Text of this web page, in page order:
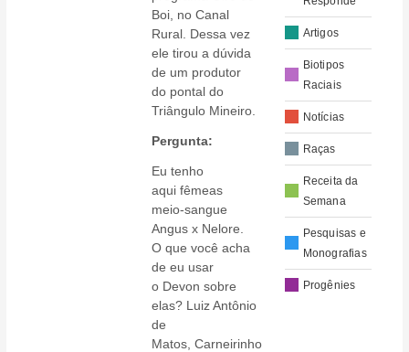
Boi, no Canal
Rural. Dessa vez
ele tirou a dúvida
de um produtor
do pontal do
Triângulo Mineiro.
Pergunta:
Eu tenho
aqui fêmeas
meio-sangue
Angus x Nelore.
O que você acha
de eu usar
o Devon sobre
elas? Luiz Antônio
de
Matos, Carneirinho
Artigos
Biotipos
Raciais
Notícias
Raças
Receita da
Semana
Pesquisas e
Monografias
Progênies